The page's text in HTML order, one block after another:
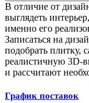
В отличие от
выглядеть
именно его
Записаться на
подобрать плитку,
реалистичную 3D-
и рассчитают
График поставок